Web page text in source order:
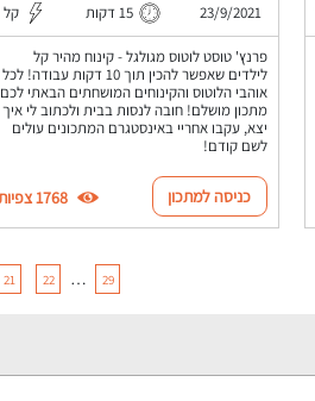
23/9/2021 15 דקות קל
פרנץ' טוסט לוטוס מגולגל - קינוח מהיר קל
לילדים שאפשר להכין תוך 10 דקות עבודה! לכל
אוהבי הלוטוס והקינוחים המושחתים הבאתי לכם
מתכון מושלם! חובה לנסות בבית ולכתוב לי איך
יצא, עקבו אחריי באינסטגרם המתכונים עולים
לשם קודם!
כניסה למתכון 1768 צפיות
21 22 … 29